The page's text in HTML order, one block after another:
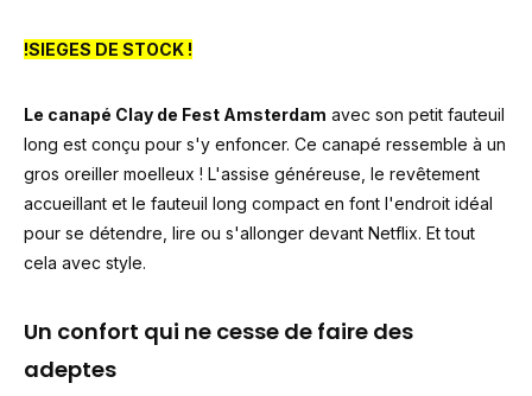
!SIEGES DE STOCK !
Le canapé Clay de Fest Amsterdam avec son petit fauteuil
long est conçu pour s'y enfoncer. Ce canapé ressemble à un
gros oreiller moelleux ! L'assise généreuse, le revêtement
accueillant et le fauteuil long compact en font l'endroit idéal
pour se détendre, lire ou s'allonger devant Netflix. Et tout
cela avec style.
Un confort qui ne cesse de faire des
adeptes